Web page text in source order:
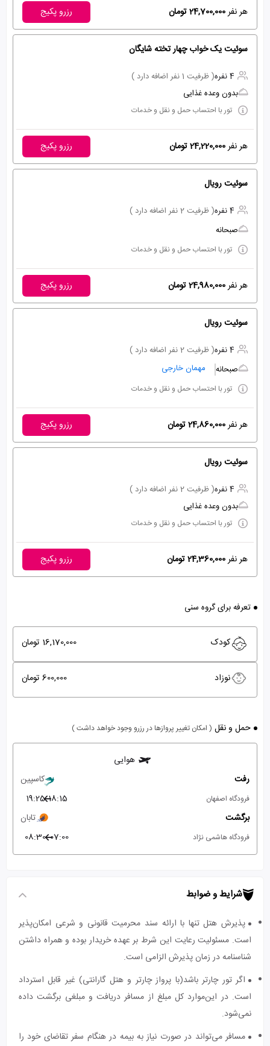
هر نفر24,700,000 تومان رزرو پکیج
سوئیت یک خواب چهار تخته شایگان
4 نفره
( ظرفیت 1 نفر اضافه دارد )
بدون وعده غذایی
تور با احتساب حمل و نقل و خدمات
هر نفر24,220,000 تومان رزرو پکیج
سوئیت رویال
4 نفره
( ظرفیت 2 نفر اضافه دارد )
صبحانه
تور با احتساب حمل و نقل و خدمات
هر نفر24,980,000 تومان رزرو پکیج
سوئیت رویال
4 نفره
( ظرفیت 2 نفر اضافه دارد )
صبحانه
مهمان خارجی
تور با احتساب حمل و نقل و خدمات
هر نفر24,860,000 تومان رزرو پکیج
سوئیت رویال
4 نفره
( ظرفیت 2 نفر اضافه دارد )
بدون وعده غذایی
تور با احتساب حمل و نقل و خدمات
هر نفر24,360,000 تومان رزرو پکیج
تعرفه برای گروه سنی
کودک 16,170,000 تومان
نوزاد 600,000 تومان
حمل و نقل ( امکان تغییر پروازها در رزرو وجود خواهد داشت )
هوایی
رفت
کاسپین
فرودگاه اصفهان 18:15
19:25
برگشت
تابان
فرودگاه هاشمی نژاد 07:00
08:30
شرایط و ضوابط
پذیرش هتل تنها با ارائه سند محرمیت قانونی و شرعی امکان‌پذیر
است. مسئولیت رعایت این شرط بر عهده خریدار بوده و همراه داشتن
شناسنامه در زمان پذیرش الزامی است.
اگر تور چارتر باشد(با پرواز چارتر و هتل گارانتی) غیر قابل استرداد
است. در این‌موارد کل مبلغ از مسافر دریافت و مبلغی برگشت داده
نمی‌شود.
مسافر می‌تواند در صورت نیاز به بیمه در هنگام سفر تقاضای خود را